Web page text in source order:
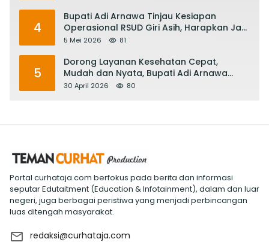
4
Bupati Adi Arnawa Tinjau Kesiapan
Operasional RSUD Giri Asih, Harapkan Jadi
RS Rujukan Terbaik
5 Mei 2026 81
5
Dorong Layanan Kesehatan Cepat,
Mudah dan Nyata, Bupati Adi Arnawa
Evaluasi ‘Mantap Nak Badung’
30 April 2026 80
Portal curhataja.com berfokus pada berita dan informasi
seputar Edutaitment (Education & Infotainment), dalam dan luar
negeri, juga berbagai peristiwa yang menjadi perbincangan
luas ditengah masyarakat.
redaksi@curhataja.com